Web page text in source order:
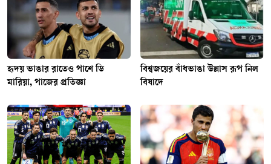
হৃদয় ভাঙার রাতেও পাশে ডি
মারিয়া, পাজের প্রতিজ্ঞা
বিশ্বজয়ের বাঁধভাঙা উল্লাস রূপ নিল
বিষাদে